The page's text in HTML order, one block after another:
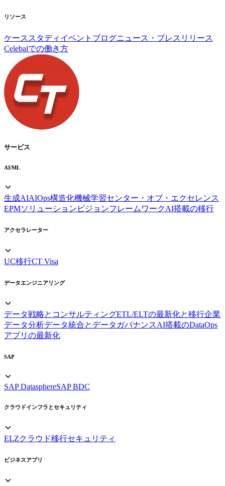
リソース
ケーススタディ イベント ブログニュース・プレスリリース
Celebalでの働き方
サービス
AI/ML
生成AIAIOps構造化機械学習センター・オブ・エクセレンス
EPMソリューション ビジョンフレームワークAI搭載の移行
アクセラレーター
UC移行CT Visa
データエンジニアリング
データ戦略とコンサルティングETL/ELTの最新化と移行企業
データ分析データ統合とデータガバナンスAI搭載のDataOps
アプリの最新化
SAP
SAP DatasphereSAP BDC
クラウドインフラとセキュリティ
ELZクラウド移行セキュリティ
ビジネスアプリ